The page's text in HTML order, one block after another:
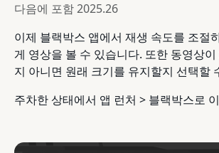
다음에 포함2025.26
이제 블랙박스 앱에서 재생 속도를 조절
게 영상을 볼 수 있습니다. 또한 동영상
지 아니면 원래 크기를 유지할지 선택할
주차한 상태에서 앱 런처 > 블랙박스로